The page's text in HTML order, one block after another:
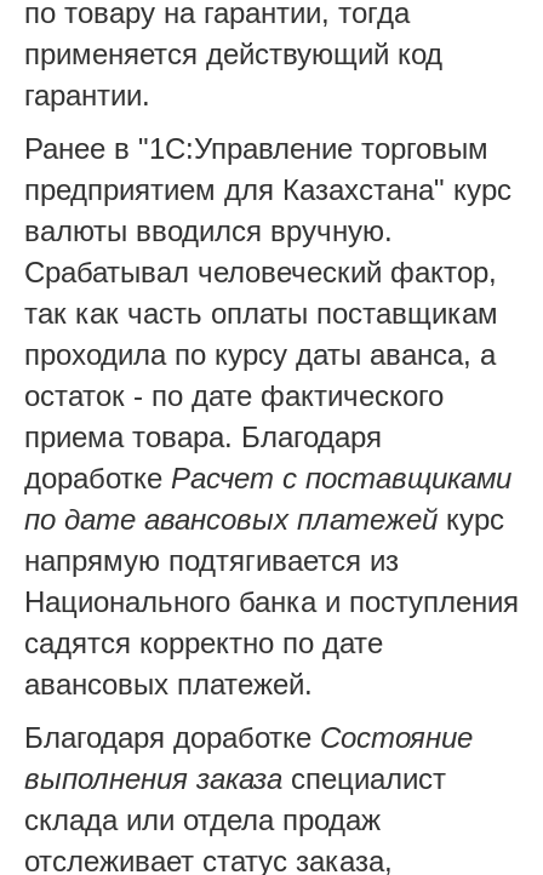
по товару на гарантии, тогда
применяется действующий код
гарантии.
Ранее в "1С:Управление торговым
предприятием для Казахстана" курс
валюты вводился вручную.
Срабатывал человеческий фактор,
так как часть оплаты поставщикам
проходила по курсу даты аванса, а
остаток - по дате фактического
приема товара. Благодаря
доработке Расчет с поставщиками
по дате авансовых платежей курс
напрямую подтягивается из
Национального банка и поступления
садятся корректно по дате
авансовых платежей.
Благодаря доработке Состояние
выполнения заказа специалист
склада или отдела продаж
отслеживает статус заказа,